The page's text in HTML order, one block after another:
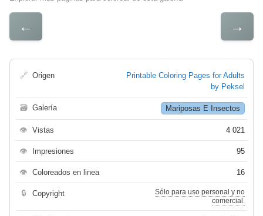
← →
🔗 Origen
Printable Coloring Pages for Adults
by Peksel
🗃 Galería Mariposas E Insectos
👁 Vistas 4 021
👁 Impresiones 95
👁 Coloreados en linea 16
🔒 Copyright
Sólo para uso personal y no
comercial.